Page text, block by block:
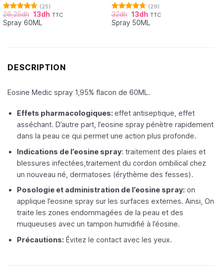
Note4.72
sur 5
(25)
26,25dh 13dh TTC
Spray 60ML
Note
4.71
sur 5
(29)
32dh 13dh TTC
Spray 50ML
DESCRIPTION
Eosine Medic spray 1,95% flacon de 60ML.
Effets pharmacologiques: effet antiseptique, effet
asséchant. D’autre part, l’eosine spray pénètre rapidement
dans la peau ce qui permet une action plus profonde.
Indications de l’eosine spray: traitement des plaies et
blessures infectées,traitement du cordon ombilical chez
un nouveau né, dermatoses (érythème des fesses).
Posologie et administration de l’eosine spray: on
applique l’eosine spray sur les surfaces externes. Ainsi, On
traite les zones endommagées de la peau et des
muqueuses avec un tampon humidifié à l’éosine.
Précautions: Évitez le contact avec les yeux.